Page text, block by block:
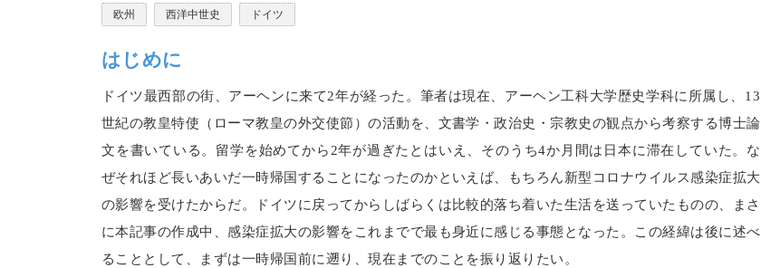
欧州 西洋中世史 ドイツ
はじめに
ドイツ最西部の街、アーヘンに来て2年が経った。筆者は現在、アーヘン工科大学歴史学科に所属し、13
世紀の教皇特使（ローマ教皇の外交使節）の活動を、文書学・政治史・宗教史の観点から考察する博士論
文を書いている。留学を始めてから2年が過ぎたとはいえ、そのうち4か月間は日本に滞在していた。な
ぜそれほど長いあいだ一時帰国することになったのかといえば、もちろん新型コロナウイルス感染症拡大
の影響を受けたからだ。ドイツに戻ってからしばらくは比較的落ち着いた生活を送っていたものの、まさ
に本記事の作成中、感染症拡大の影響をこれまでで最も身近に感じる事態となった。この経緯は後に述べ
ることとして、まずは一時帰国前に遡り、現在までのことを振り返りたい。